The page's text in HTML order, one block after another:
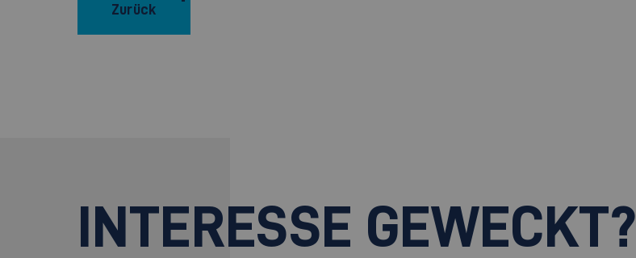
Zurück
INTERESSE GEWECKT?